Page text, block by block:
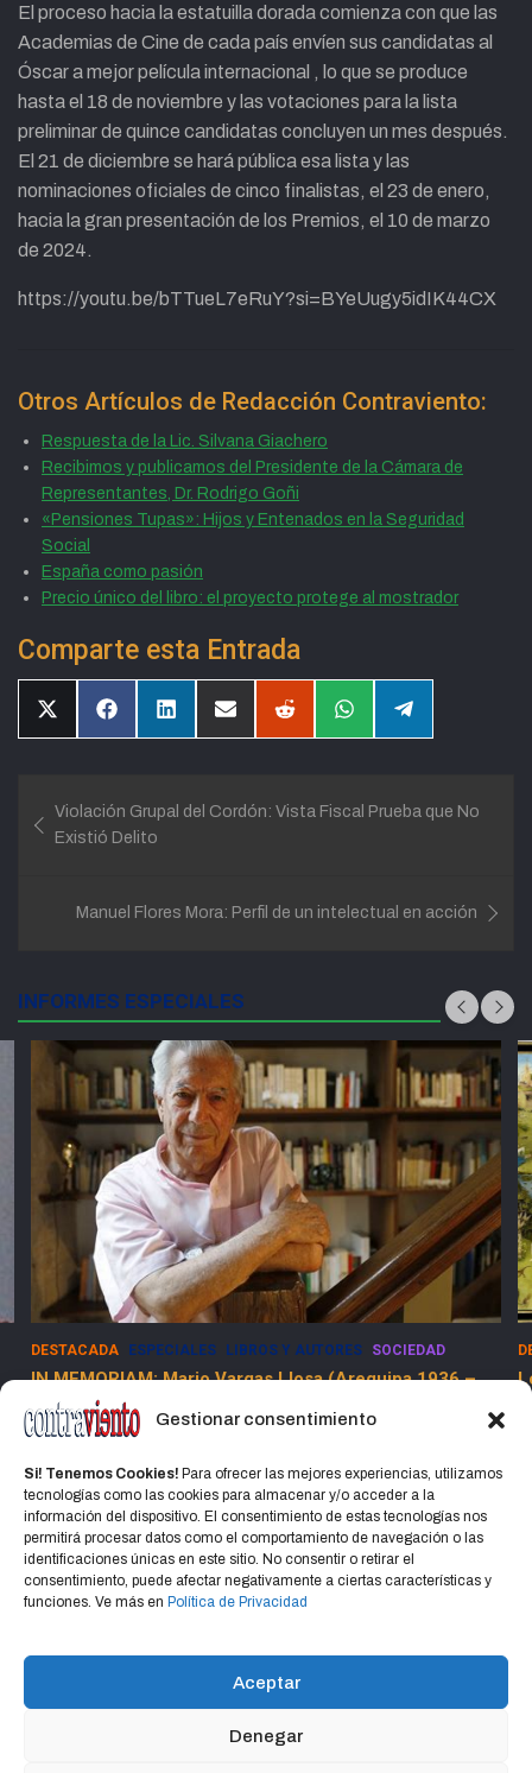
Gestionar consentimiento
Si! Tenemos Cookies! Para ofrecer las mejores experiencias, utilizamos
tecnologías como las cookies para almacenar y/o acceder a la
información del dispositivo. El consentimiento de estas tecnologías nos
permitirá procesar datos como el comportamiento de navegación o las
identificaciones únicas en este sitio. No consentir o retirar el
consentimiento, puede afectar negativamente a ciertas características y
funciones. Ve más en Política de Privacidad
Aceptar
Denegar
El proceso hacia la estatuilla dorada comienza con que las
Academias de Cine de cada país envíen sus candidatas al
Óscar a mejor película internacional , lo que se produce
hasta el 18 de noviembre y las votaciones para la lista
preliminar de quince candidatas concluyen un mes después.
El 21 de diciembre se hará pública esa lista y las
nominaciones oficiales de cinco finalistas, el 23 de enero,
hacia la gran presentación de los Premios, el 10 de marzo
de 2024.
https://youtu.be/bTTueL7eRuY?si=BYeUugy5idIK44CX
Otros Artículos de Redacción Contraviento:
Respuesta de la Lic. Silvana Giachero
Recibimos y publicamos del Presidente de la Cámara de
Representantes, Dr. Rodrigo Goñi
«Pensiones Tupas»: Hijos y Entenados en la Seguridad
Social
España como pasión
Precio único del libro: el proyecto protege al mostrador
Comparte esta Entrada
CompartirCompartirCompartirCompartirCompartirCompartirCompartir
de
Violación Grupal del Cordón: Vista Fiscal Prueba que No
Existió Delito
Manuel Flores Mora: Perfil de un intelectual en acción
INFORMES ESPECIALES
DESTACADA ESPECIALES LIBROS Y AUTORES SOCIEDAD
IN MEMORIAM: Mario Vargas Llosa (Arequipa 1936 –
Lima 2025)
15 abril, 2025
Home Política de privacidad
CONTACTO
CONTRAVIENTO